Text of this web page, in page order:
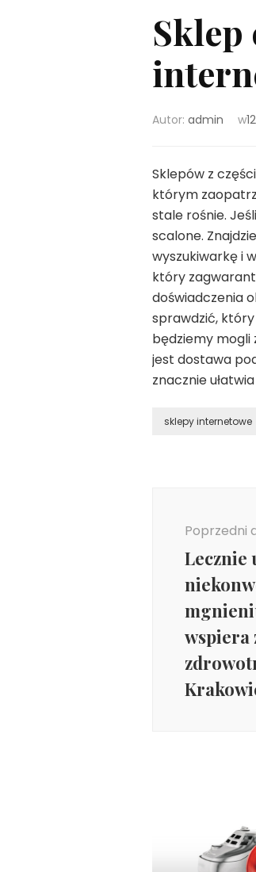
Autor: admin w
Sklepów z
którym
stale rośnie.
scalone.
wyszukiwarkę i
który
doświadczenia
sprawdzić,
będziemy mogli
jest dostawa
znacznie
sklepy internetowe
Poprzedni
Lecznie
wspiera